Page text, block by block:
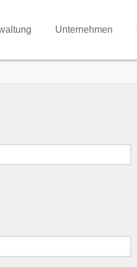
Unternehmen